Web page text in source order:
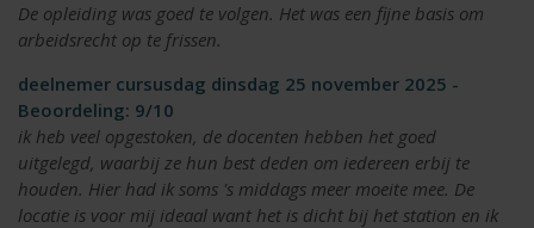
De opleiding was goed te volgen. Het was een fijne basis om
arbeidsrecht op te frissen.
deelnemer cursusdag dinsdag 25 november 2025 -
Beoordeling: 9/10
ik heb veel opgestoken, de docenten hebben het goed
uitgelegd, waarbij ze hun best deden om iedereen erbij te
houden. Hier had ik soms 's middags meer moeite mee. De
locatie is voor mij ideaal want het is dicht bij het station en ik